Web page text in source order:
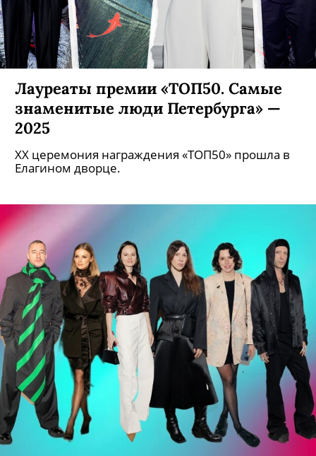
Лауреаты премии «ТОП50. Самые
знаменитые люди Петербурга» —
2025
XX церемония награждения «ТОП50» прошла в
Елагином дворце.